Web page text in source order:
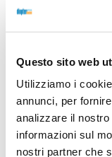
Questo sito web
Utilizziamo i
annunci, per
analizzare il
informazioni sul
nostri partner che
nostro negozio
da OTTICA
Showing all 2 results